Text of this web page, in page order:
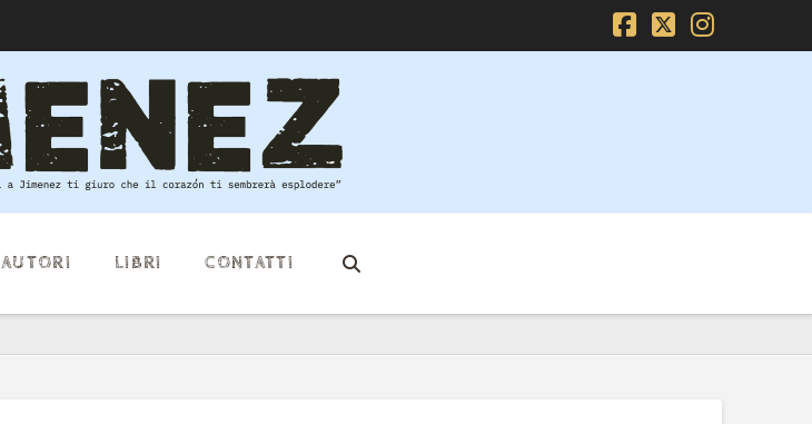
Facebook
X
AUTORI LIBRI CONTATTI